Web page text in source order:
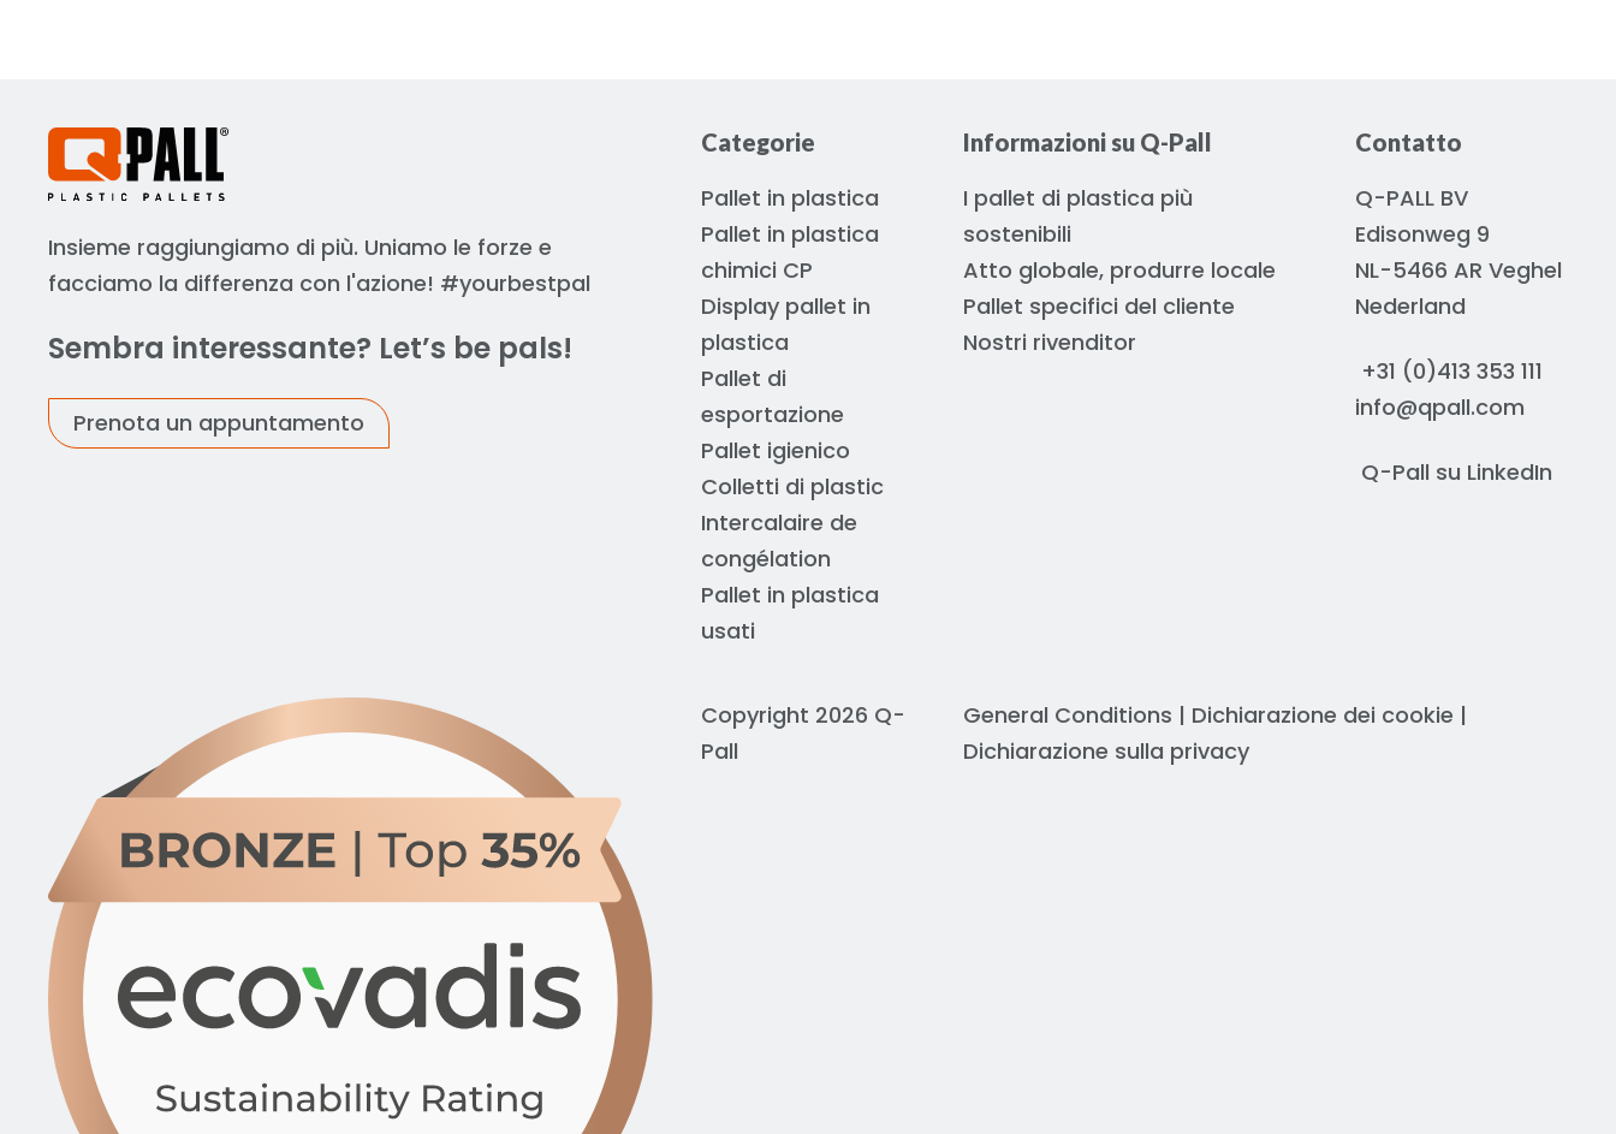
Insieme raggiungiamo di più. Uniamo le forze e
facciamo la differenza con l'azione! #yourbestpal
Sembra interessante? Let’s be pals!
Prenota un appuntamento
Categorie
Pallet in plastica
Pallet in plastica
chimici CP
Display pallet in
plastica
Pallet di
esportazione
Pallet igienico
Colletti di plastic
Intercalaire de
congélation
Pallet in plastica
usati
Informazioni su Q-Pall
I pallet di plastica più
sostenibili
Atto globale, produrre locale
Pallet specifici del cliente
Nostri rivenditor
Contatto
Q-PALL BV
Edisonweg 9
NL-5466 AR Veghel
Nederland
+31 (0)413 353 111
info@qpall.com
Q-Pall su LinkedIn
Copyright 2026 Q-
Pall
General Conditions | Dichiarazione dei cookie |
Dichiarazione sulla privacy